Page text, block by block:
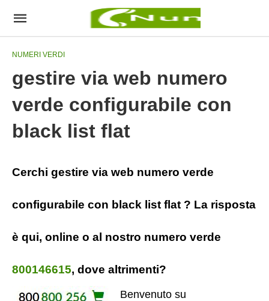
NUMERI VERDI
gestire via web numero
verde configurabile con
black list flat
Cerchi gestire via web numero verde
configurabile con black list flat ? La risposta
è qui, online o al nostro numero verde
800146615, dove altrimenti?
Benvenuto su